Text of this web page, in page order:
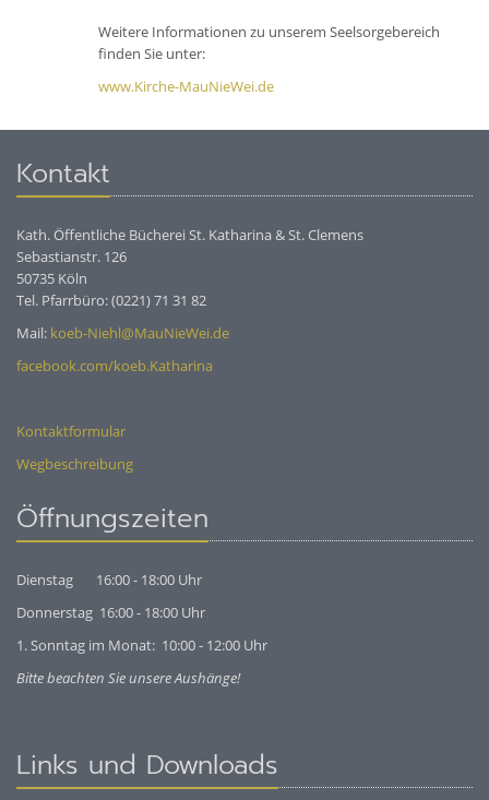
Weitere Informationen zu unserem Seelsorgebereich
finden Sie unter:
www.Kirche-MauNieWei.de
Kontakt
Kath. Öffentliche Bücherei St. Katharina & St. Clemens
Sebastianstr. 126
50735 Köln
Tel. Pfarrbüro: (0221) 71 31 82
Mail: koeb-Niehl@MauNieWei.de
facebook.com/koeb.Katharina
Kontaktformular
Wegbeschreibung
Öffnungszeiten
Dienstag 16:00 - 18:00 Uhr
Donnerstag 16:00 - 18:00 Uhr
1. Sonntag im Monat: 10:00 - 12:00 Uhr
Bitte beachten Sie unsere Aushänge!
Links und Downloads